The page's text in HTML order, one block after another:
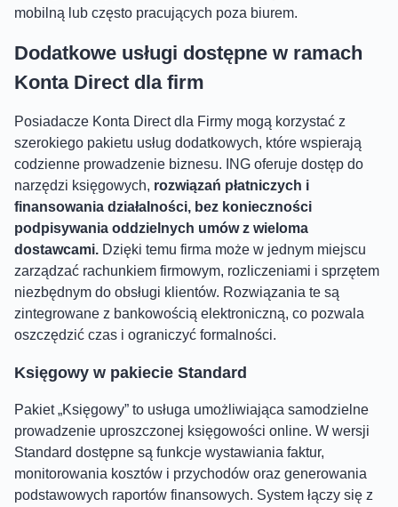
mobilną lub często pracujących poza biurem.
Dodatkowe usługi dostępne w ramach
Konta Direct dla firm
Posiadacze Konta Direct dla Firmy mogą korzystać z
szerokiego pakietu usług dodatkowych, które wspierają
codzienne prowadzenie biznesu. ING oferuje dostęp do
narzędzi księgowych, rozwiązań płatniczych i
finansowania działalności, bez konieczności
podpisywania oddzielnych umów z wieloma
dostawcami. Dzięki temu firma może w jednym miejscu
zarządzać rachunkiem firmowym, rozliczeniami i sprzętem
niezbędnym do obsługi klientów. Rozwiązania te są
zintegrowane z bankowością elektroniczną, co pozwala
oszczędzić czas i ograniczyć formalności.
Księgowy w pakiecie Standard
Pakiet „Księgowy” to usługa umożliwiająca samodzielne
prowadzenie uproszczonej księgowości online. W wersji
Standard dostępne są funkcje wystawiania faktur,
monitorowania kosztów i przychodów oraz generowania
podstawowych raportów finansowych. System łączy się z